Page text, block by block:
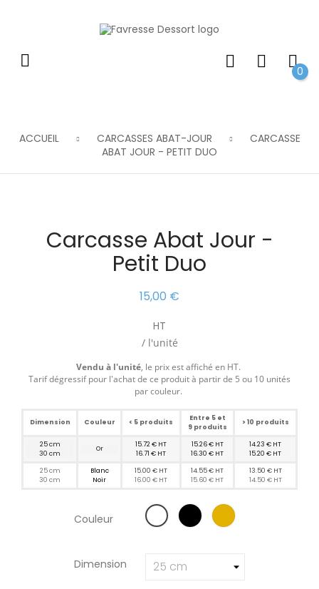
0
ACCUEIL CARCASSES ABAT-JOUR
CARCASSE
ABAT JOUR - PETIT DUO
Carcasse Abat Jour -
Petit Duo
15,00 €
HT
/ l'unité
Vendu à l'unité, le prix est affiché en HT.
Tarif dégressif pour l'achat de ce produit à partir de 5 ou 10 unités
par couleur.
Dimension Couleur < 5 produits
Entre 5 et
9 produits
> 10 produits
25 cm
30 cm
Or
15.72 € HT
16.71 € HT
15.26 € HT
16.30 € HT
14.23 € HT
15.20 € HT
25 cm
30 cm
Blanc
Noir
15.00 € HT
16.00 € HT
14.55 € HT
15.60 € HT
13.50 € HT
14.50 € HT
Couleur
Dimension